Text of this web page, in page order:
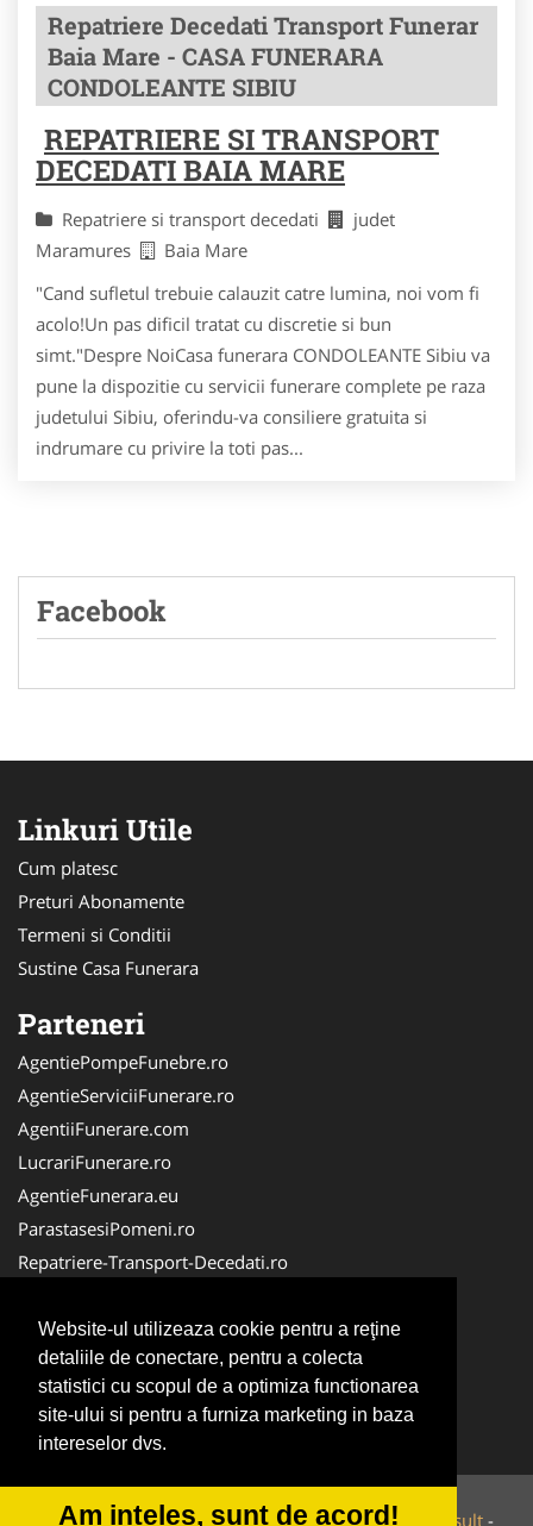
Website-ul utilizeaza cookie pentru a reţine
detaliile de conectare, pentru a colecta
statistici cu scopul de a optimiza functionarea
site-ului si pentru a furniza marketing in baza
intereselor dvs.
Am inteles, sunt de acord!
Repatriere Decedati Transport Funerar
Baia Mare - CASA FUNERARA
CONDOLEANTE SIBIU
REPATRIERE SI TRANSPORT
DECEDATI BAIA MARE
Repatriere si transport decedati
judet
Maramures
Baia Mare
"Cand sufletul trebuie calauzit catre lumina, noi vom fi
acolo!Un pas dificil tratat cu discretie si bun
simt."Despre NoiCasa funerara CONDOLEANTE Sibiu va
pune la dispozitie cu servicii funerare complete pe raza
judetului Sibiu, oferindu-va consiliere gratuita si
indrumare cu privire la toti pas...
Facebook
Linkuri Utile
Cum platesc
Preturi Abonamente
Termeni si Conditii
Sustine Casa Funerara
Parteneri
AgentiePompeFunebre.ro
AgentieServiciiFunerare.ro
AgentiiFunerare.com
LucrariFunerare.ro
AgentieFunerara.eu
ParastasesiPomeni.ro
Repatriere-Transport-Decedati.ro
CasaFunerara.com
NonStopDeschis.ro
NonStopFunerare.ro
Transport-Funerar.com
© 2014-2026 Powered byVilonMedia&Tokaido Consult -